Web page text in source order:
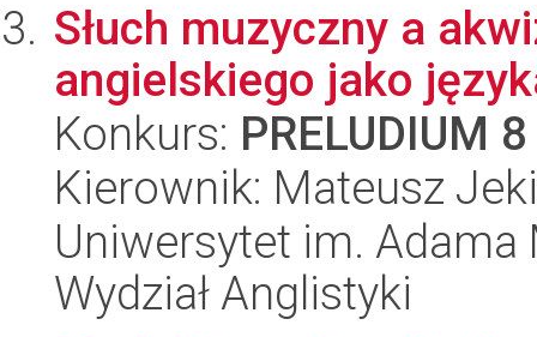
Słuch muzyczny a
angielskiego jako
Konkurs: PRELUDIUM 8
Kierownik: Mateusz
Uniwersytet im.
Wydział Anglistyki